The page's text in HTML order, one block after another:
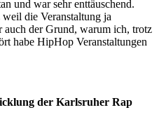
und war sehr enttäuschend.
die Veranstaltung ja
der Grund, warum ich, trotz
habe HipHop Veranstaltungen
der Karlsruher Rap